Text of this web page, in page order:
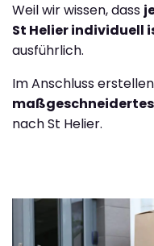
Weil wir wissen, dass
St Helier individuell
ausführlich.
Im Anschluss
nach St Helier.